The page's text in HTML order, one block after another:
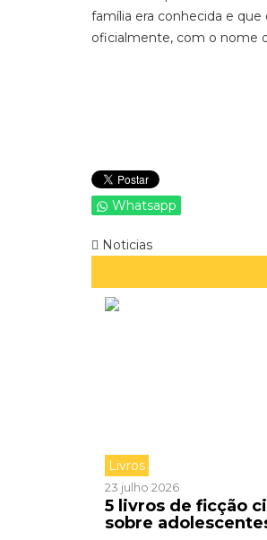
família era conhecida e
oficialmente, com o nome
Whatsapp
Noticias
Livros
23 julho 2026
5 livros de ficção
sobre